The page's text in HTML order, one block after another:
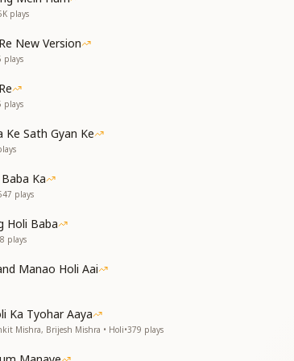
blossom.
blossom.
plays
New Version
plays
plays
Ke Sath Gyan Ke
Ka
plays
Holi Baba
plays
Manao Holi Aai
Ka Tyohar Aaya
Mishra, Brijesh Mishra • Holi•379 plays